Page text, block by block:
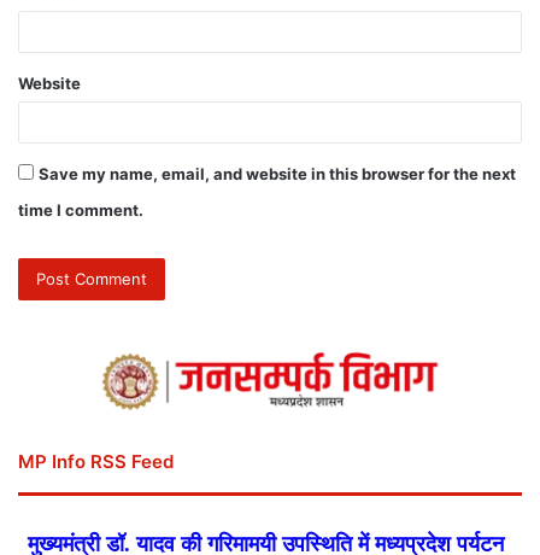
Website
Save my name, email, and website in this browser for the next
time I comment.
MP Info RSS Feed